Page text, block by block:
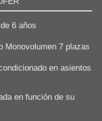
6 años
Monovolumen 7 plazas
en asientos
en función de su